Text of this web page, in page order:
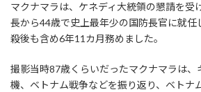
マクナマラは、ケネディ大統領の懇請を受
長から44歳で史上最年少の国防長官に就任
殺後も含め6年11カ月務めました。
撮影当時87歳くらいだったマクナマラは、
機、ベトナム戦争などを振り返り、ベトナ